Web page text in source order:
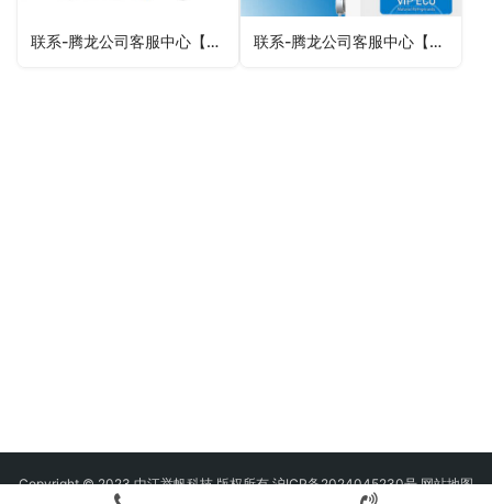
联系-腾龙公司客服中心【微-64881330】 联系-腾龙公司客服中心【微-64881330】
Copyright © 2023 中江举帆科技 版权所有 沪ICP备2024045230号网站地图